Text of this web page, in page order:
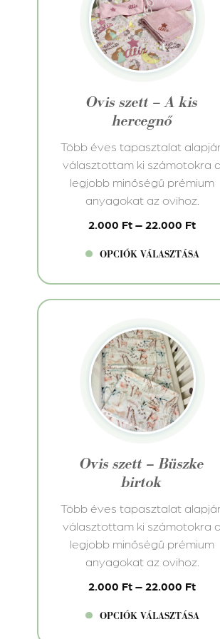
Ovis szett – A kis
hercegnő
Több éves tapasztalat
választottam ki számotokra a
legjobb minőségű prémium
anyagokat az ovihoz.
2.000 Ft – 22.000 Ft
OPCIÓK VÁLASZTÁSA
variációja
termékoldalon
választhatók
ki
Ovis szett – Büszke
birtok
Több éves tapasztalat
választottam ki számotokra a
legjobb minőségű prémium
anyagokat az ovihoz.
2.000 Ft – 22.000 Ft
OPCIÓK VÁLASZTÁSA
terméknek
variációja
termékoldalon
választhatók
ki